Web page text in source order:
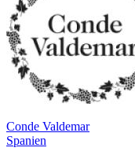
Conde Valdemar
Spanien